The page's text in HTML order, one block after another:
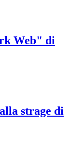
Web" di
strage di